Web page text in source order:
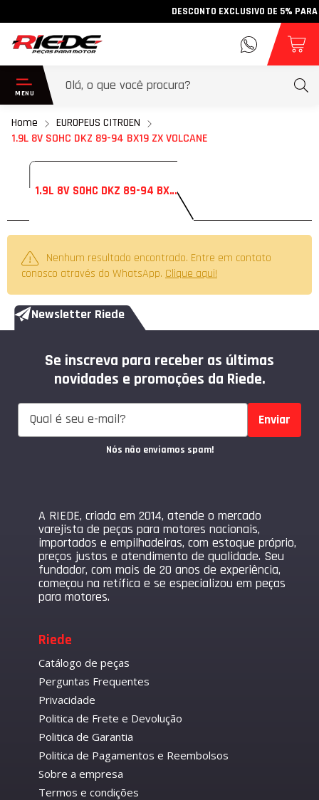
DESCONTO EXCLUSIVO DE 5% PARA
Home
EUROPEUS CITROEN
1.9L 8V SOHC DKZ 89-94 BX19 ZX VOLCANE
1.9L 8V SOHC DKZ 89-94 BX19 ZX VOLCANE
Nenhum resultado encontrado. Entre em contato
conosco através do WhatsApp. Clique aqui!
Newsletter Riede
Se inscreva para receber as últimas
novidades e promoções da Riede.
Enviar
Nós não enviamos spam!
A RIEDE, criada em 2014, atende o mercado
varejista de peças para motores nacionais,
importados e empilhadeiras, com estoque próprio,
preços justos e atendimento de qualidade. Seu
fundador, com mais de 20 anos de experiência,
começou na retífica e se especializou em peças
para motores.
Riede
Catálogo de peças
Perguntas Frequentes
Privacidade
Politica de Frete e Devolução
Politica de Garantia
Politica de Pagamentos e Reembolsos
Sobre a empresa
Termos e condições